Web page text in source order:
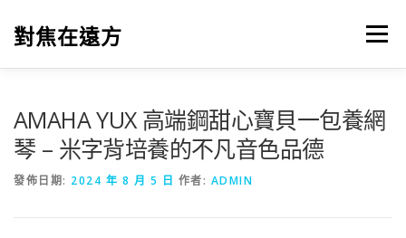
對焦在遠方 選單
AMAHA YUX 高端鋼甜心寶貝一包養網
琴 – 米字背培養的不凡音色品德
發佈日期: 2024 年 8 月 5 日 作者: ADMIN